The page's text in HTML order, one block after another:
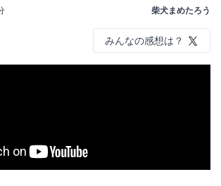
柴犬まめたろう
みんなの感想は？